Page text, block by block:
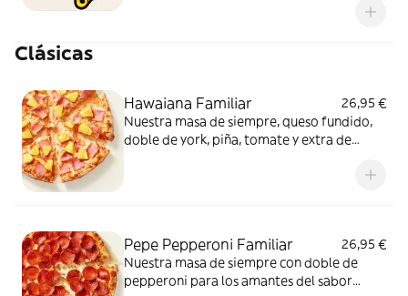
de Cheetos acompañado de nuestra salsa
Clásicas
Hawaiana Familiar
26,95 €
Nuestra masa de siempre, queso fundido,
doble de york, piña, tomate y extra de
Pepe Pepperoni Familiar
26,95 €
Nuestra masa de siempre con doble de
pepperoni para los amantes del sabor